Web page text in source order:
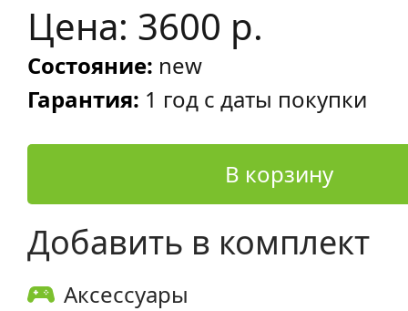
Цена: 3600 р.
Состояние: new
Гарантия: 1 год с даты покупки
В корзину
Добавить в комплект
Аксессуары